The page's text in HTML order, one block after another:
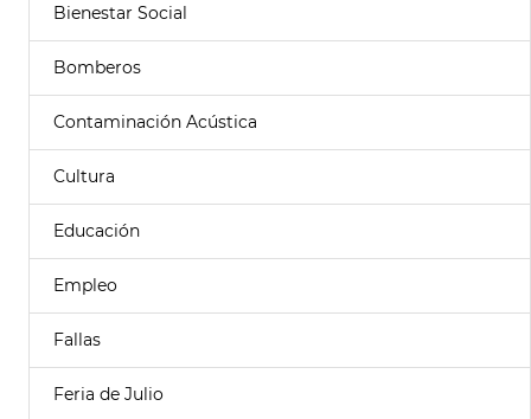
Bienestar Social
Bomberos
Contaminación Acústica
Cultura
Educación
Empleo
Fallas
Feria de Julio